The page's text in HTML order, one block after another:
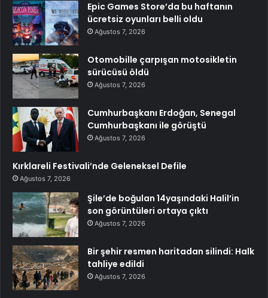
Epic Games Store’da bu haftanın
ücretsiz oyunları belli oldu
Ağustos 7, 2026
Otomobille çarpışan motosikletin
sürücüsü öldü
Ağustos 7, 2026
Cumhurbaşkanı Erdoğan, Senegal
Cumhurbaşkanı ile görüştü
Ağustos 7, 2026
Kırklareli Festivali’nde Geleneksel Defile
Ağustos 7, 2026
Şile’de boğulan 14yaşındaki Halil’in
son görüntüleri ortaya çıktı
Ağustos 7, 2026
Bir şehir resmen haritadan silindi: Halk
tahliye edildi
Ağustos 7, 2026